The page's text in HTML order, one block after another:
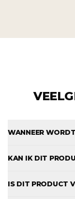
WANNEER
KAN IK DIT
IS DIT PRODUCT